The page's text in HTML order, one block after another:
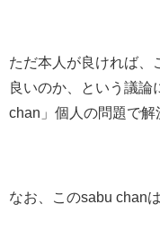
ただ本人が良ければ、
良いのか、という議論
chan」個人の問題で解
なお、このsabu chan